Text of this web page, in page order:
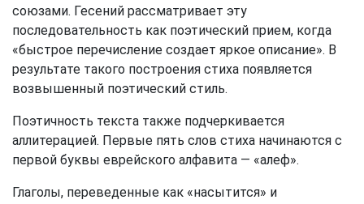
союзами. Гесений рассматривает эту
последовательность как поэтический прием, когда
«быстрое перечисление создает яркое описание». В
результате такого построения стиха появляется
возвышенный поэтический стиль.
Поэтичность текста также подчеркивается
аллитерацией. Первые пять слов стиха начинаются с
первой буквы еврейского алфавита — «алеф».
Глаголы, переведенные как «насытится» и